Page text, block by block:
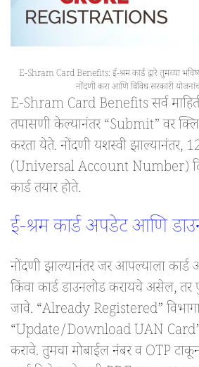
E-Shram Card Benefits: ई-श्रम कार्ड द्वारे तुमच्या
नोंदणी करा आणि विविध सरकारी
E-Shram Card Benefits सर्व
तपासणी केल्यानंतर “Submit” वर
करता येते. नोंदणी यशस्वी झाल्यानंतर,
(Universal Account Number)
कार्ड तयार होते.
ई-श्रम कार्ड अपडेट आणि
नोंदणी झाल्यानंतर जर आपल्याला
किंवा कार्ड डाउनलोड करायचे असेल, तर
जावे. “Already Registered”
“Update/Download UAN Card”
करावे. तुमचा मोबाईल नंबर व OTP